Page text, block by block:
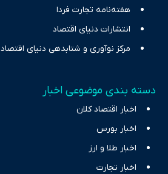
هفته‌نامه تجارت فردا
انتشارات دنیای اقتصاد
مرکز نوآوری و شتابدهی دنیای اقتصاد
دسته بندی موضوعی اخبار
اخبار اقتصاد کلان
اخبار بورس
اخبار طلا و ارز
اخبار تجارت